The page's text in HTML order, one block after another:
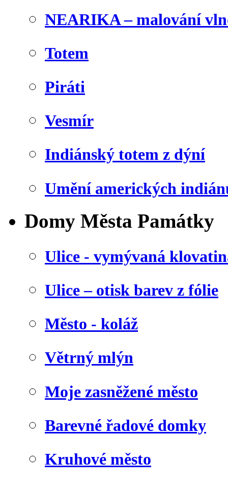
NEARIKA – malování
Totem
Piráti
Vesmír
Indiánský totem z dýní
Umění amerických
Domy Města Památky
Ulice - vymývaná
Ulice – otisk barev z fólie
Město - koláž
Větrný mlýn
Moje zasněžené město
Barevné řadové domky
Kruhové město